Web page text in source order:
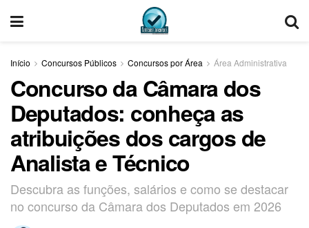
Início Concursos Públicos Concursos por Área Área Administrativa
Concurso da Câmara dos
Deputados: conheça as
atribuições dos cargos de
Analista e Técnico
Descubra as funções, salários e como se destacar
no concurso da Câmara dos Deputados em 2026